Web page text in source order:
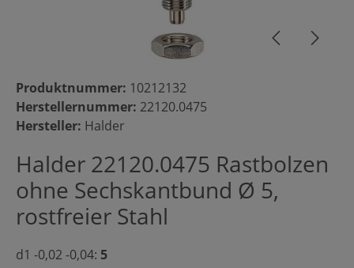
Produktnummer: 10212132
Herstellernummer: 22120.0475
Hersteller: Halder
Halder 22120.0475 Rastbolzen
ohne Sechskantbund Ø 5,
rostfreier Stahl
d1 -0,02 -0,04: 5